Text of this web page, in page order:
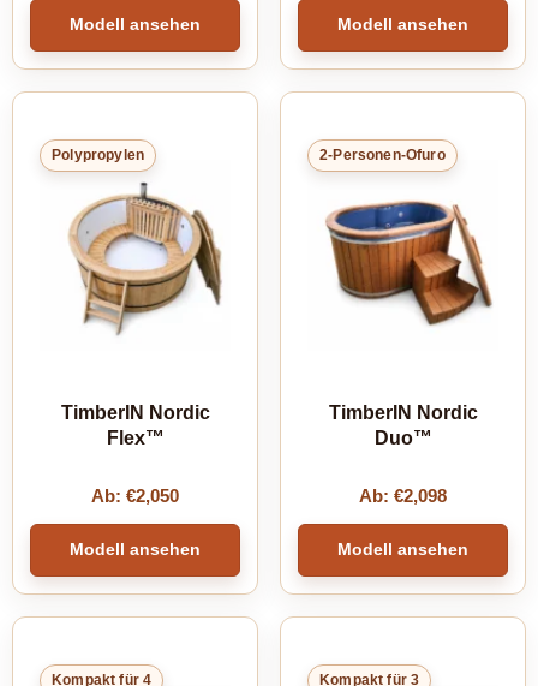
Modell ansehen Modell ansehen
Polypropylen
TimberIN Nordic
Flex™
Ab: €2,050
Modell ansehen
2-Personen-Ofuro
TimberIN Nordic
Duo™
Ab: €2,098
Modell ansehen
Kompakt für 4 Kompakt für 3